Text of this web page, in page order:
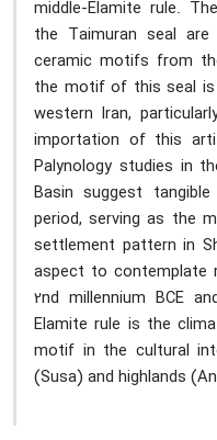
middle-Elamite rule.
the Taimuran seal
ceramic motifs from
the motif of this seal
western Iran,
importation of this
Palynology studies in
Basin suggest
period, serving as the
settlement pattern in
aspect to contemplate
2nd millennium BCE
Elamite rule is the
motif in the cultural
(Susa) and highlands